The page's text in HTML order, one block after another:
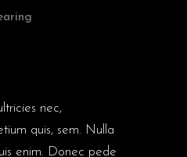
nec,
quis, sem. Nulla
enim. Donec pede